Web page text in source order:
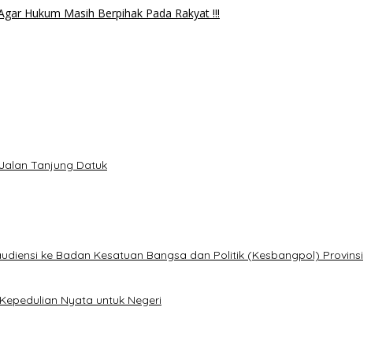
Hukum Masih Berpihak Pada Rakyat !!!
Tanjung Datuk
ke Badan Kesatuan Bangsa dan Politik (Kesbangpol) Provinsi
Nyata untuk Negeri